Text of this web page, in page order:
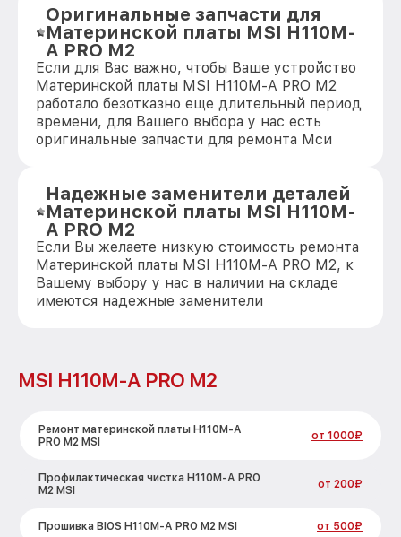
Оригинальные запчасти для
Материнской платы MSI H110M-
A PRO M2
Если для Вас важно, чтобы Ваше устройство
Материнской платы MSI H110M-A PRO M2
работало безотказно еще длительный период
времени, для Вашего выбора у нас есть
оригинальные запчасти для ремонта Мси
Надежные заменители деталей
Материнской платы MSI H110M-
A PRO M2
Если Вы желаете низкую стоимость ремонта
Материнской платы MSI H110M-A PRO M2, к
Вашему выбору у нас в наличии на складе
имеются надежные заменители
MSI H110M-A PRO M2
Ремонт материнской платы H110M-A
PRO M2 MSI
от 1000₽
Профилактическая чистка H110M-A PRO
M2 MSI
от 200₽
Прошивка BIOS H110M-A PRO M2 MSI от 500₽